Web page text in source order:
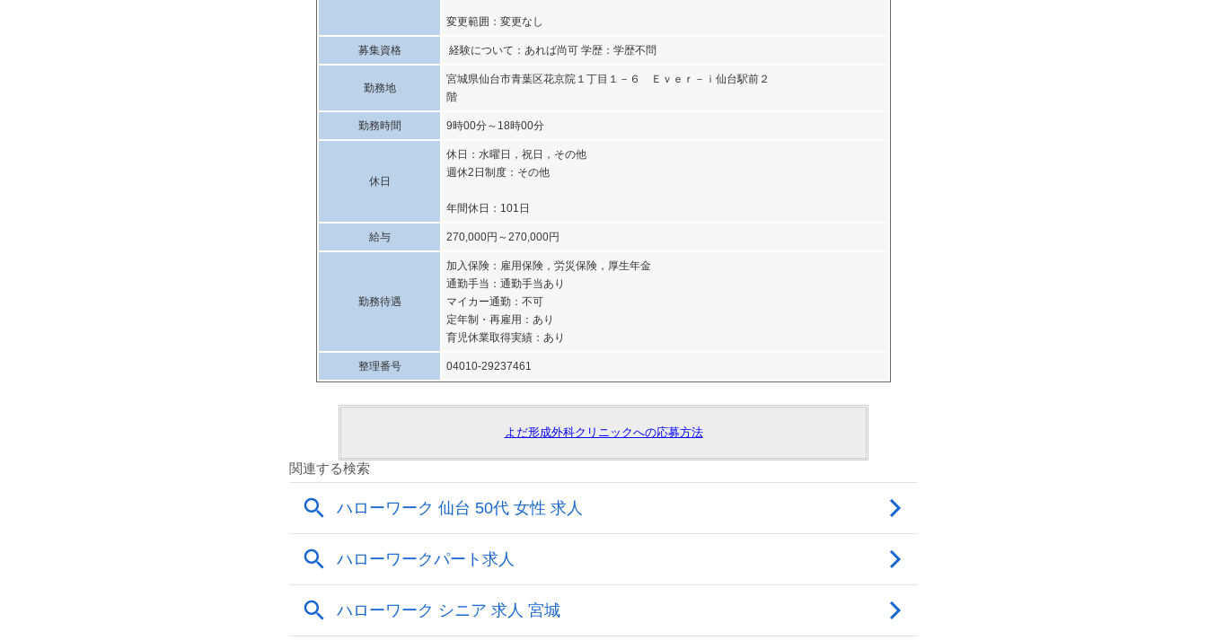
変更範囲：変更なし
募集資格 経験について：あれば尚可 学歴：学歴不問
勤務地
宮城県仙台市青葉区花京院１丁目１－６ Ｅｖｅｒ－ｉ仙台駅前２
階
勤務時間 9時00分～18時00分
休日
休日：水曜日，祝日，その他
週休2日制度：その他
年間休日：101日
給与 270,000円～270,000円
勤務待遇
加入保険：雇用保険，労災保険，厚生年金
通勤手当：通勤手当あり
マイカー通勤：不可
定年制・再雇用：あり
育児休業取得実績：あり
整理番号 04010-29237461
よだ形成外科クリニックへの応募方法